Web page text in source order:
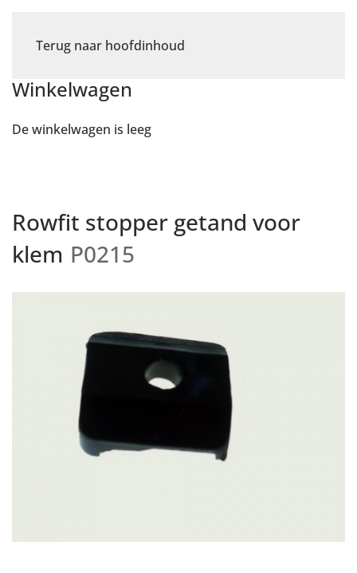
Terug naar hoofdinhoud
Winkelwagen
De winkelwagen is leeg
Rowfit stopper getand voor
klem P0215